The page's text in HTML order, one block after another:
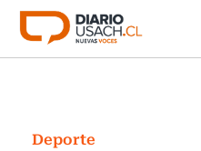
Click acá para ir
Investigación
Deporte